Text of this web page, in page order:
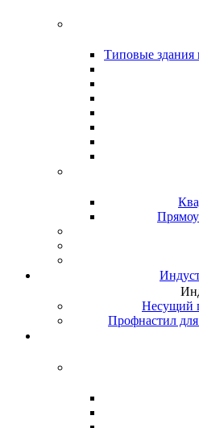
Типовые здания
Несущий
Профнастил